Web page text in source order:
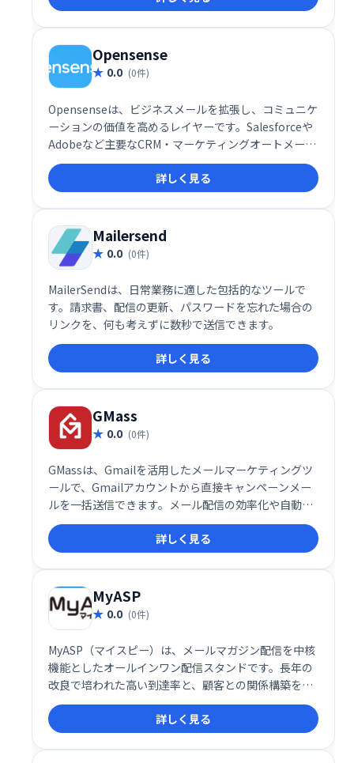
たい企業に最適です。
Opensense
0.0 (0件)
Opensenseは、ビジネスメールを拡張し、コミュニケ
ーションの価値を高めるレイヤーです。Salesforceや
Adobeなど主要なCRM・マーケティングオートメーシ
ョンツールとのネイティブ連携により、メール送信時
に3つの強力な機能を利用可能。日常業務の効率化と
生産性向上に貢献します。よりスマートなコミュニケ
ーションで、ビジネスの可能性を最大限に引き出しま
しょう。
詳しく見る
Mailersend
0.0 (0件)
MailerSendは、日常業務に適した包括的なツールで
す。請求書、配信の更新、パスワードを忘れた場合の
リンクを、何も考えずに数秒で送信できます。
詳しく見る
GMass
0.0 (0件)
GMassは、Gmailを活用したメールマーケティングツ
ールで、Gmailアカウントから直接キャンペーンメー
ルを一括送信できます。メール配信の効率化や自動化
を実現し、ビジネスの成長をサポートする強力なプラ
グインです。
詳しく見る
MyASP
0.0 (0件)
MyASP（マイスピー）は、メールマガジン配信を中核
機能としたオールインワン配信スタンドです。長年の
改良で培われた高い到達率と、顧客との関係構築を支
援する機能が充実。安定した成果に繋がるビジネスを
実現します。メール配信だけでなく、顧客とのリレー
ションシップ強化にも貢献し、ビジネスの成長をサポ
ートします。
詳しく見る